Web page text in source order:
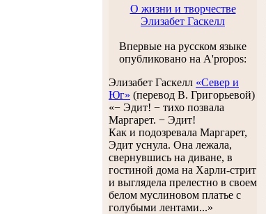
О жизни и творчестве
Элизабет Гаскелл
Впервые на русском языке
опубликовано на A'propos:
Элизабет Гаскелл «Север и
Юг» (перевод В. Григорьевой)
«− Эдит! − тихо позвала
Маргарет. − Эдит!
Как и подозревала Маргарет,
Эдит уснула. Она лежала,
свернувшись на диване, в
гостиной дома на Харли-стрит
и выглядела прелестно в своем
белом муслиновом платье с
голубыми лентами...»